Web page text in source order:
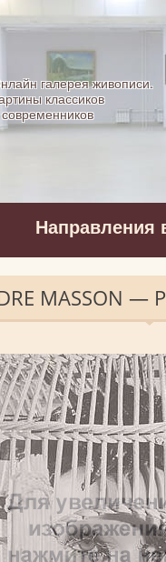
- картинная
галерея живописи.
классиков
Направления
MASSON